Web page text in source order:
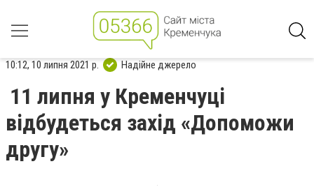
10:12, 10 липня 2021 р. Надійне джерело
11 липня у Кременчуці
відбудеться захід «Допоможи
другу»